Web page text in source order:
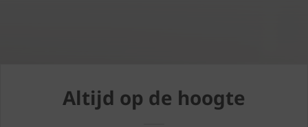
Altijd op de hoogte